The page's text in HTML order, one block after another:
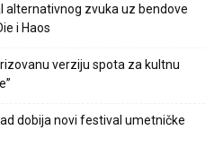
alternativnog zvuka uz bendove
i Haos
verziju spota za kultnu
dobija novi festival umetničke